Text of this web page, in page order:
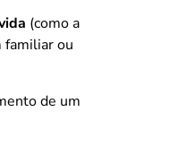
(como a
familiar ou
de um